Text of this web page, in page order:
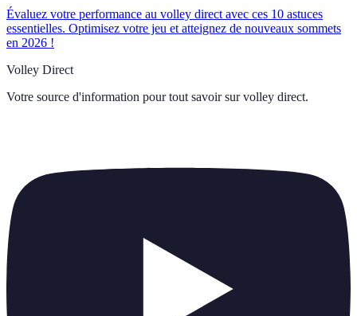
Évaluez votre performance au volley direct avec ces 10 astuces
essentielles. Optimisez votre jeu et atteignez de nouveaux sommets
en 2026 !
Volley Direct
Votre source d'information pour tout savoir sur volley direct.